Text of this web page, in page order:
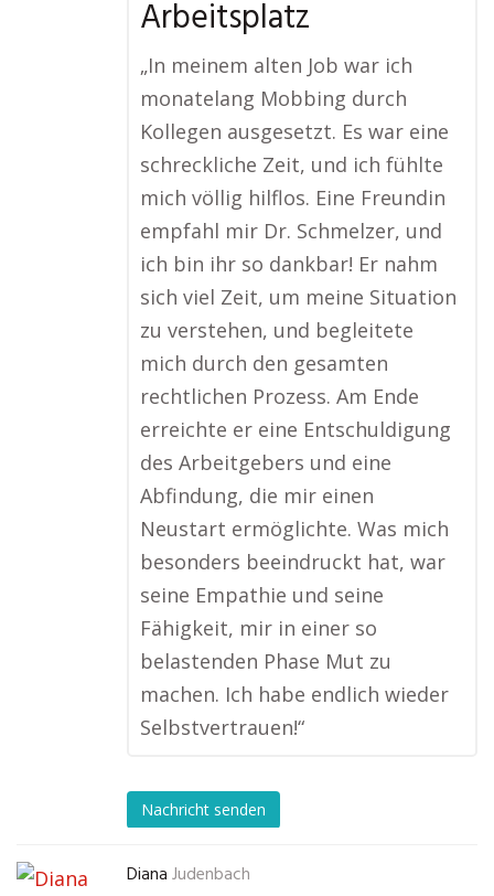
Arbeitsplatz
„In meinem alten Job war ich
monatelang Mobbing durch
Kollegen ausgesetzt. Es war eine
schreckliche Zeit, und ich fühlte
mich völlig hilflos. Eine Freundin
empfahl mir Dr. Schmelzer, und
ich bin ihr so dankbar! Er nahm
sich viel Zeit, um meine Situation
zu verstehen, und begleitete
mich durch den gesamten
rechtlichen Prozess. Am Ende
erreichte er eine Entschuldigung
des Arbeitgebers und eine
Abfindung, die mir einen
Neustart ermöglichte. Was mich
besonders beeindruckt hat, war
seine Empathie und seine
Fähigkeit, mir in einer so
belastenden Phase Mut zu
machen. Ich habe endlich wieder
Selbstvertrauen!“
Nachricht senden
Diana Judenbach